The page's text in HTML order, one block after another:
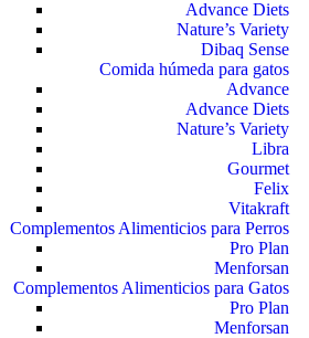
Advance Diets
Nature’s Variety
Dibaq Sense
Comida húmeda para gatos
Advance
Advance Diets
Nature’s Variety
Libra
Gourmet
Felix
Vitakraft
Complementos Alimenticios para Perros
Pro Plan
Menforsan
Complementos Alimenticios para Gatos
Pro Plan
Menforsan